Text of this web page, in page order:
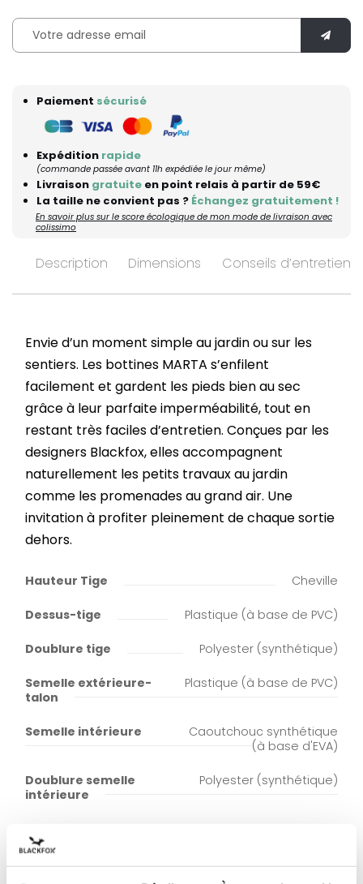
Paiement sécurisé
Expédition rapide
(commande passée avant 11h expédiée le jour même)
Livraison gratuite en point relais à partir de 59€
La taille ne convient pas ? Échangez gratuitement !
En savoir plus sur le score écologique de mon mode de livraison avec
colissimo
Description Dimensions Conseils d’entretien
Envie d’un moment simple au jardin ou sur les
sentiers. Les bottines MARTA s’enfilent
facilement et gardent les pieds bien au sec
grâce à leur parfaite imperméabilité, tout en
restant très faciles d’entretien. Conçues par les
designers Blackfox, elles accompagnent
naturellement les petits travaux au jardin
comme les promenades au grand air. Une
invitation à profiter pleinement de chaque sortie
dehors.
Hauteur Tige Cheville
Dessus-tige Plastique (à base de PVC)
Doublure tige Polyester (synthétique)
Semelle extérieure-
talon
Plastique (à base de PVC)
Semelle intérieure
Caoutchouc synthétique
(à base d'EVA)
Doublure semelle
intérieure
Polyester (synthétique)